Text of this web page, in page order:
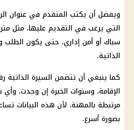
ويفضل أن يكتب المتقدم في عنوان
التي يرغب في التقديم عليها، مثل
سباك أو أمن إداري، حتى يكون الطلب
الذاتية.
كما ينبغي أن تتضمن السيرة الذاتية
الإقامة، وسنوات الخبرة إن وجدت،
مرتبطة بالمهنة، لأن هذه البيانات
بصورة أسرع.